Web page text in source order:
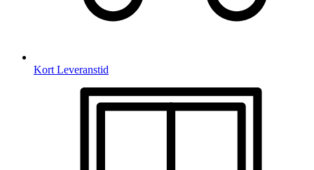
Kort Leveranstid